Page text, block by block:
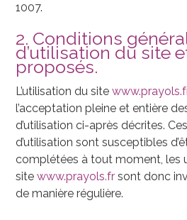
1007.
2. Conditions
d’utilisation du site
proposés.
L’utilisation du site
l’acceptation pleine et entière
d’utilisation ci-après décrites.
d’utilisation sont susceptibles
complétées à tout moment, les
sitewww.prayols.fr sont donc
de manière régulière.